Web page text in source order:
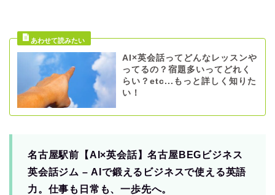
AI×英会話ってどんなレッスンや
ってるの？宿題多いってどれく
らい？etc...もっと詳しく知りた
い！
名古屋駅前【AI×英会話】名古屋BEGビジネス
英会話ジム – AIで鍛えるビジネスで使える英語
力。仕事も日常も、一歩先へ。